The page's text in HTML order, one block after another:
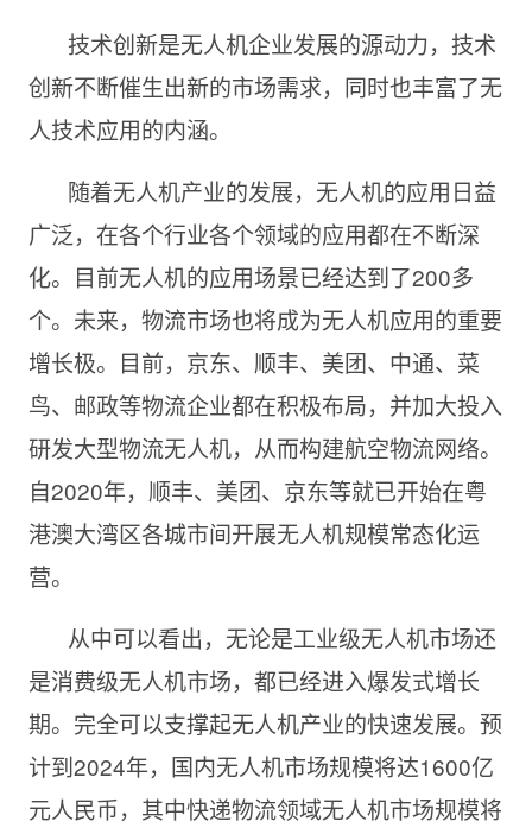
技术创新是无人机企业发展的源动力，技术
创新不断催生出新的市场需求，同时也丰富了无
人技术应用的内涵。
随着无人机产业的发展，无人机的应用日益
广泛，在各个行业各个领域的应用都在不断深
化。目前无人机的应用场景已经达到了200多
个。未来，物流市场也将成为无人机应用的重要
增长极。目前，京东、顺丰、美团、中通、菜
鸟、邮政等物流企业都在积极布局，并加大投入
研发大型物流无人机，从而构建航空物流网络。
自2020年，顺丰、美团、京东等就已开始在粤
港澳大湾区各城市间开展无人机规模常态化运
营。
从中可以看出，无论是工业级无人机市场还
是消费级无人机市场，都已经进入爆发式增长
期。完全可以支撑起无人机产业的快速发展。预
计到2024年，国内无人机市场规模将达1600亿
元人民币，其中快递物流领域无人机市场规模将